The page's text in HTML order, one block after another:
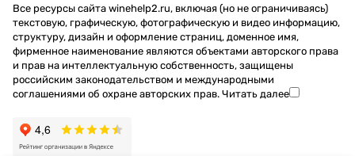
Все ресурсы сайта winehelp2.ru, включая (но не ограничиваясь)
текстовую, графическую, фотографическую и видео информацию,
структуру, дизайн и оформление страниц, доменное имя,
фирменное наименование являются объектами авторского права
и прав на интеллектуальную собственность, защищены
российским законодательством и международными
соглашениями об охране авторских прав. Читать далее